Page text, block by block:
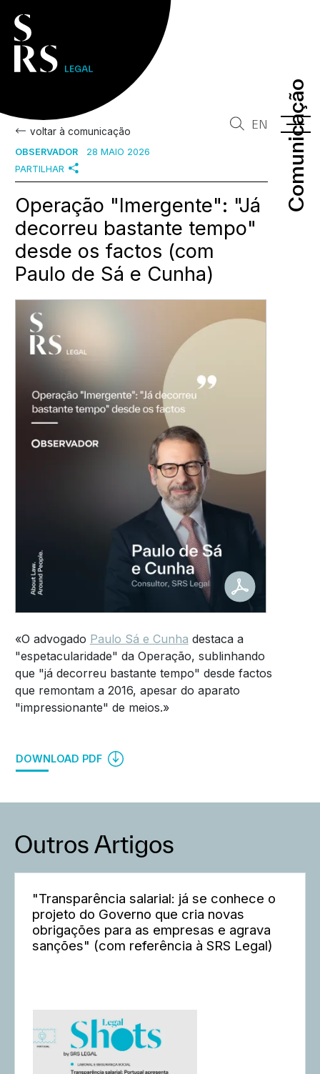
Comunicação
Comunicação
EN
voltar à comunicação
OBSERVADOR
28 MAIO 2026
PARTILHAR
Operação "Imergente": "Já
decorreu bastante tempo"
desde os factos (com
Paulo de Sá e Cunha)
«O advogado Paulo Sá e Cunha destaca a
"espetacularidade" da Operação, sublinhando
que "já decorreu bastante tempo" desde factos
que remontam a 2016, apesar do aparato
"impressionante" de meios.»
DOWNLOAD PDF
Outros Artigos
"Transparência salarial: já se conhece o
projeto do Governo que cria novas
obrigações para as empresas e agrava
sanções" (com referência à SRS Legal)